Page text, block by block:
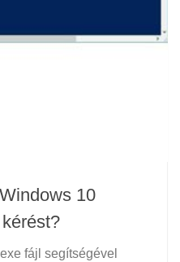
10
fájl segítségével